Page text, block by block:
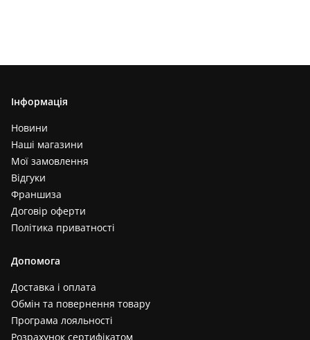
Інформація
Новини
Наші магазини
Мої замовлення
Відгуки
Франшиза
Договір оферти
Політика приватності
Допомога
Доставка і оплата
Обмін та повернення товару
Програма лояльності
Розрахунок сертифікатом